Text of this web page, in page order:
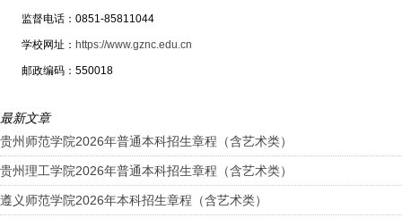
监督电话：0851-85811044
学校网址： https://www.gznc.edu.cn
邮政编码：550018
最新文章
贵州师范学院2026年普通本科招生章程（含艺术类）
贵州理工学院2026年普通本科招生章程（含艺术类）
遵义师范学院2026年本科招生章程（含艺术类）